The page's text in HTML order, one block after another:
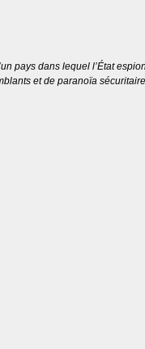
pays dans lequel l’État
et de paranoïa